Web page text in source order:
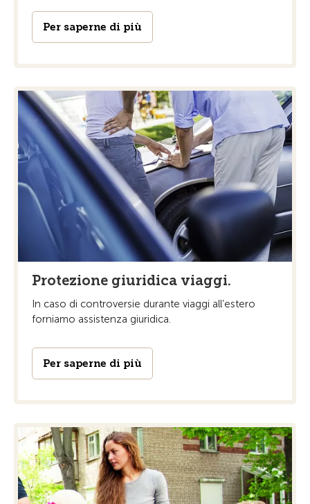
Per saperne di più
Protezione giuridica viaggi.
In caso di controversie durante viaggi all’estero
forniamo assistenza giuridica.
Per saperne di più